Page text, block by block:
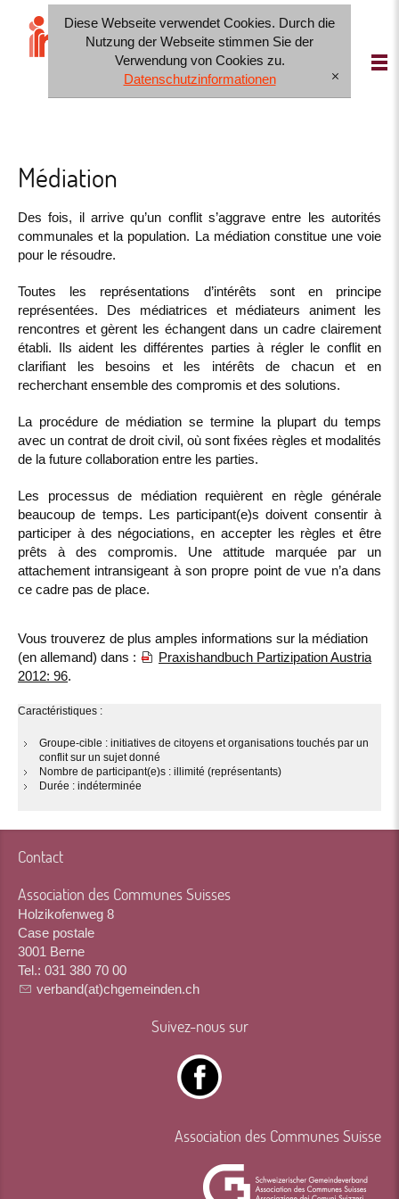
Diese Webseite verwendet Cookies. Durch die
Nutzung der Webseite stimmen Sie der
Verwendung von Cookies zu.
Datenschutzinformationen
[x]
IT FR DE
Médiation
Des fois, il arrive qu’un conflit s’aggrave entre les autorités
communales et la population. La médiation constitue une voie
pour le résoudre.
Toutes les représentations d’intérêts sont en principe
représentées. Des médiatrices et médiateurs animent les
rencontres et gèrent les échangent dans un cadre clairement
établi. Ils aident les différentes parties à régler le conflit en
clarifiant les besoins et les intérêts de chacun et en
recherchant ensemble des compromis et des solutions.
La procédure de médiation se termine la plupart du temps
avec un contrat de droit civil, où sont fixées règles et modalités
de la future collaboration entre les parties.
Les processus de médiation requièrent en règle générale
beaucoup de temps. Les participant(e)s doivent consentir à
participer à des négociations, en accepter les règles et être
prêts à des compromis. Une attitude marquée par un
attachement intransigeant à son propre point de vue n’a dans
ce cadre pas de place.
Vous trouverez de plus amples informations sur la médiation
(en allemand) dans :
Praxishandbuch Partizipation Austria
2012: 96.
Caractéristiques :
Groupe-cible : initiatives de citoyens et organisations touchés par un
conflit sur un sujet donné
Nombre de participant(e)s : illimité (représentants)
Durée : indéterminée
Contact
Association des Communes Suisses
Holzikofenweg 8
Case postale
3001 Berne
Tel.: 031 380 70 00
verband(at)chgemeinden.ch
Suivez-nous sur
Association des Communes Suisse